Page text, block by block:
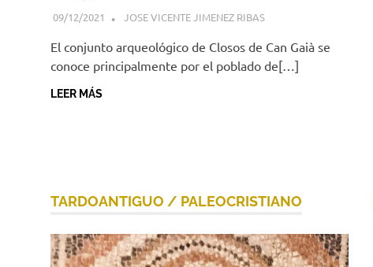
09/12/2021 JOSE VICENTE JIMENEZ RIBAS
El conjunto arqueológico de Closos de Can Gaià se
conoce principalmente por el poblado de[…]
LEER MÁS
TARDOANTIGUO / PALEOCRISTIANO